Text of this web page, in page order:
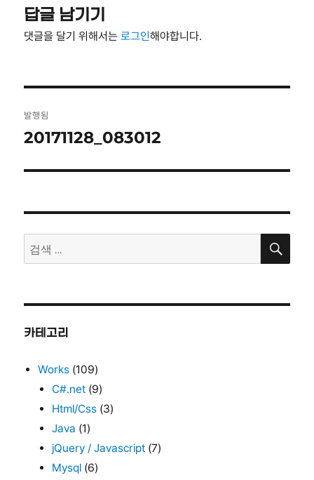
답글 남기기
댓글을 달기 위해서는로그인해야합니다.
탐
발행됨
20171128_083012
검
색:
검
카테고리
Works (109)
C#.net (9)
Html/Css (3)
Java (1)
jQuery / Javascript (7)
Mysql (6)